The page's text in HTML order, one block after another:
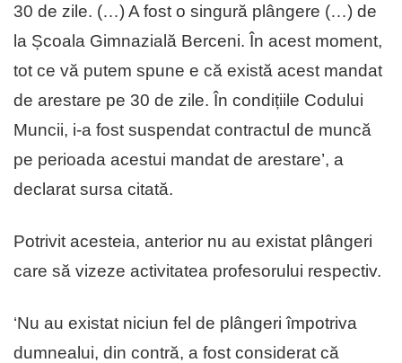
30 de zile. (…) A fost o singură plângere (…) de
la Școala Gimnazială Berceni. În acest moment,
tot ce vă putem spune e că există acest mandat
de arestare pe 30 de zile. În condițiile Codului
Muncii, i-a fost suspendat contractul de muncă
pe perioada acestui mandat de arestare’, a
declarat sursa citată.
Potrivit acesteia, anterior nu au existat plângeri
care să vizeze activitatea profesorului respectiv.
‘Nu au existat niciun fel de plângeri împotriva
dumnealui, din contră, a fost considerat că